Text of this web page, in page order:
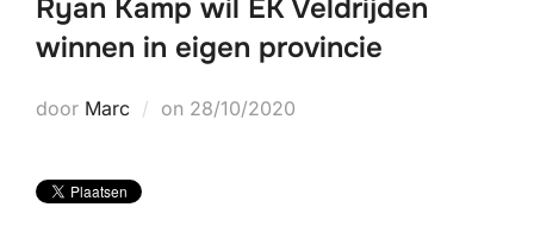
Ryan Kamp wil EK Veldrijden
winnen in eigen provincie
door Marc on Geplaatst
28/10/2020